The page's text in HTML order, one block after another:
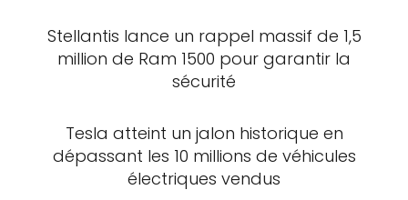
Stellantis lance un rappel massif de 1,5
million de Ram 1500 pour garantir la
sécurité
Tesla atteint un jalon historique en
dépassant les 10 millions de véhicules
électriques vendus